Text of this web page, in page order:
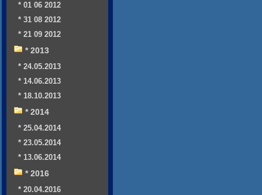
* 01 06 2012
* 31 08 2012
* 21 09 2012
* 2013
* 24.05.2013
* 14.06.2013
* 18.10.2013
* 2014
* 25.04.2014
* 23.05.2014
* 13.06.2014
* 2016
* 20.04.2016